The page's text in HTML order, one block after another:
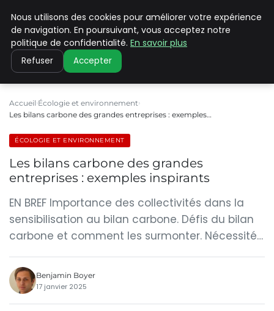
CLIMATE C ADVANCED
Accueil Écologie et environnement
Les bilans carbone des grandes entreprises : exemples…
ÉCOLOGIE ET ENVIRONNEMENT
Les bilans carbone des grandes
entreprises : exemples inspirants
EN BREF Importance des collectivités dans la
sensibilisation au bilan carbone. Défis du bilan
carbone et comment les surmonter. Nécessité…
Benjamin Boyer
17 janvier 2025
Nous utilisons des cookies pour améliorer votre expérience
de navigation. En poursuivant, vous acceptez notre
politique de confidentialité. En savoir plus
Refuser Accepter